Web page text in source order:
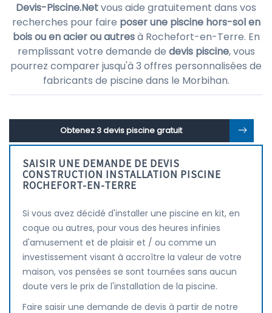
Devis-Piscine.Netvous aide gratuitement dans vos
recherches pour faire poser une piscine hors-sol en
bois ou en acier ou autresà Rochefort-en-Terre. En
remplissant votre demande de devis piscine, vous
pourrez comparer jusqu'à 3 offres personnalisées de
fabricants de piscine dans le Morbihan.
Obtenez 3 devis piscine gratuit
SAISIR UNE DEMANDE DE DEVIS
CONSTRUCTION INSTALLATION PISCINE
ROCHEFORT-EN-TERRE
Si vous avez décidé d'installer une piscine en kit, en
coque ou autres, pour vous des heures infinies
d'amusement et de plaisir et / ou comme un
investissement visant à accroître la valeur de votre
maison, vos pensées se sont tournées sans aucun
doute vers le prix de l'installation de la piscine.
Faire saisir une demande de devis à partir de notre